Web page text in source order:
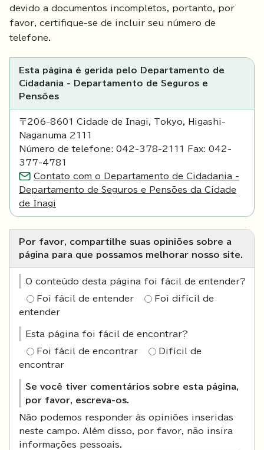
devido a documentos incompletos, portanto, por
favor, certifique-se de incluir seu número de
telefone.
Esta página é gerida pelo Departamento de
Cidadania - Departamento de Seguros e
Pensões
〒206-8601 Cidade de Inagi, Tokyo, Higashi-
Naganuma 2111
Número de telefone: 042-378-2111 Fax: 042-
377-4781
Contato com o Departamento de Cidadania -
Departamento de Seguros e Pensões da Cidade
de Inagi
Por favor, compartilhe suas opiniões sobre a
página para que possamos melhorar nosso site.
O conteúdo desta página foi fácil de entender?
Foi fácil de entender
Foi difícil de
entender
Esta página foi fácil de encontrar?
Foi fácil de encontrar
Difícil de
encontrar
Se você tiver comentários sobre esta página,
por favor, escreva-os.
Não podemos responder às opiniões inseridas
neste campo. Além disso, por favor, não insira
informações pessoais.